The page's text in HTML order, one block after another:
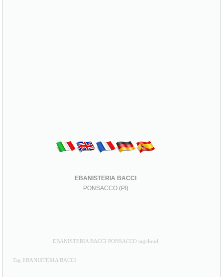
EBANISTERIA BACCI
PONSACCO (PI)
EBANISTERIA BACCI PONSACCO tagcloud
Tag EBANISTERIA BACCI